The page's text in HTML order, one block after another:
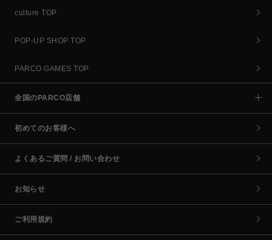
culture TOP
POP-UP SHOP TOP
PARCO GAMES TOP
全国のPARCO店舗
初めてのお客様へ
よくあるご質問 / お問い合わせ
お知らせ
ご利用規約